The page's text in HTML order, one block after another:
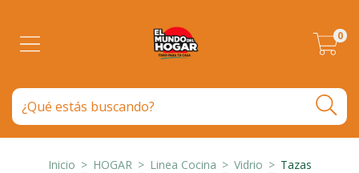
0
Inicio > HOGAR > Linea Cocina > Vidrio > Tazas